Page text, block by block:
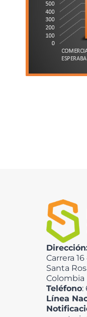
Carrera
Santa
Colombia
Teléfono:
Línea